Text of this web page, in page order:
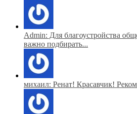
Admin: Для благоустройства
важно подбирать...
михаил: Ренат! Красавчик!